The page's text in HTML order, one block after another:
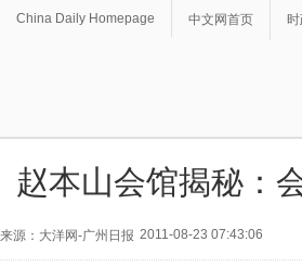
China Daily Homepage 中文网首页
赵本山会馆揭秘：
来源：大洋网-广州日报 2011-08-23 07:43:06